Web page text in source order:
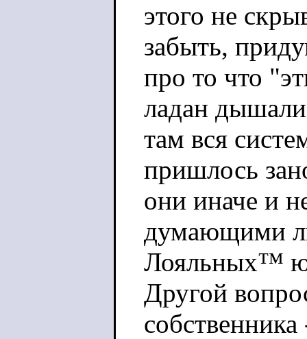
этого не
забыть,
про то что
ладан
там вся
пришлось
они иначе и
думающими
Лояльных™
Другой